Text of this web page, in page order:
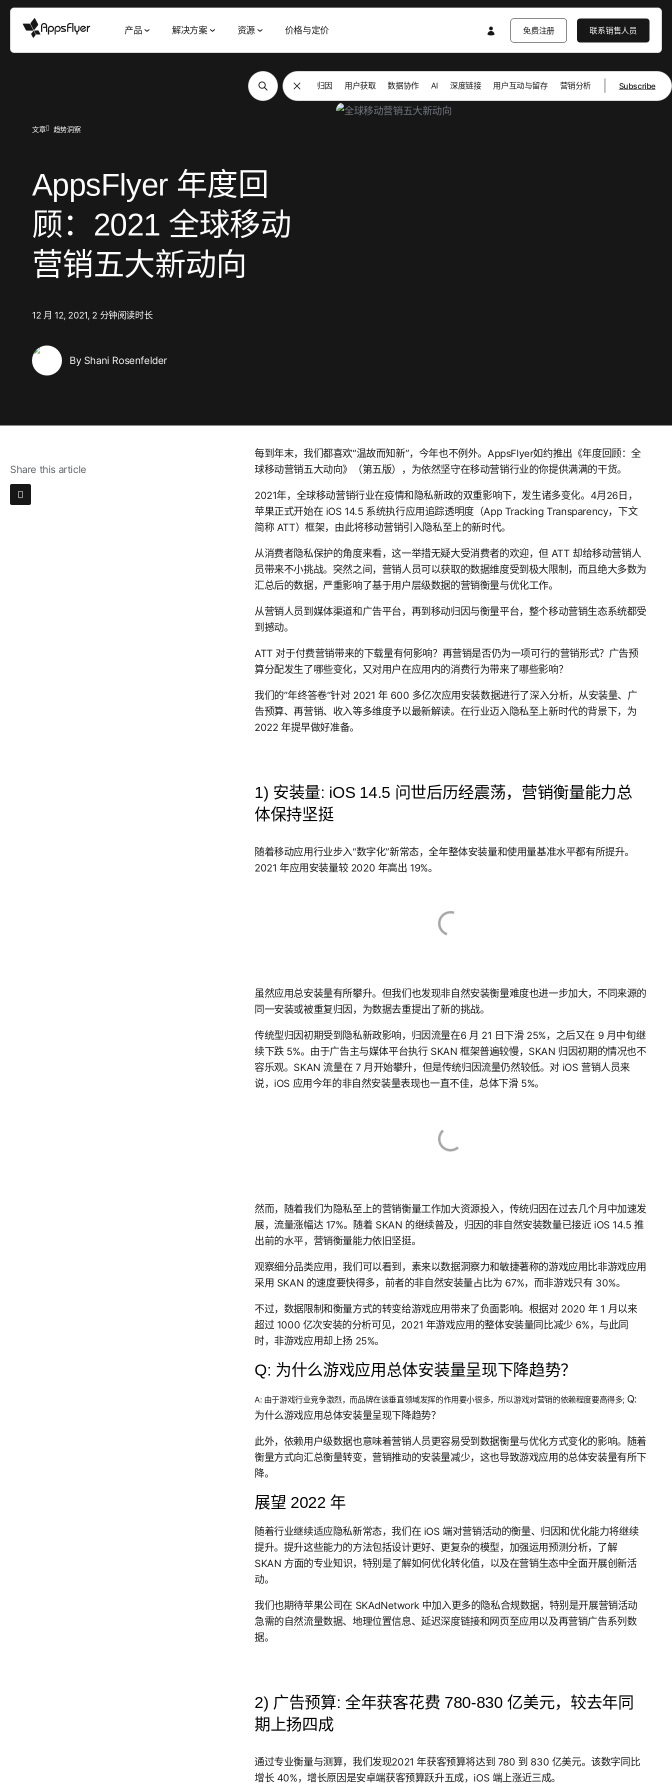
产品
移动归因
跨平台衡量
ROI 衡量
营销分析
增量分析
素材优化
作弊防护
邮件到应用
短信到应用
推荐到应用
社交媒体到应用
延迟深度链接
链接管理
数据协作套件
零售媒体衡量
Signal Hub
数据净室
AI 智能体套件 特色内容
解决方案
游戏
娱乐
美食佳饮
健康健身
旅行与本地生活
订阅类应用
全渠道买量
素材策略
媒体销售与变现
合作伙伴 特色内容
资源
衡量与归因
深度链接
数据协作
素材优化
AI 营销
电商现状报告
素材优化报告
应用营销基准数据
广告平台表现报告
活动与网络研讨会
播客
客户成功案例 AppsFlyer 入门
价格与定价 免费注册 联系销售人员
Tags Navigation
归因 用户获取 数据协作 AI 深度链接 用户互动与留存 营销分析 Subscribe
文章 趋势洞察
AppsFlyer 年度回
顾：2021 全球移动
营销五大新动向
12 月 12, 2021, 2 分钟阅读时长
By Shani Rosenfelder
Share this article
每到年末，我们都喜欢“温故而知新”，今年也不例外。AppsFlyer如约推出《年度回顾：全
球移动营销五大动向》（第五版），为依然坚守在移动营销行业的你提供满满的干货。
2021年，全球移动营销行业在疫情和隐私新政的双重影响下，发生诸多变化。4月26日，
苹果正式开始在 iOS 14.5 系统执行应用追踪透明度（App Tracking Transparency，下文
简称 ATT）框架，由此将移动营销引入隐私至上的新时代。
从消费者隐私保护的角度来看，这一举措无疑大受消费者的欢迎，但 ATT 却给移动营销人
员带来不小挑战。突然之间，营销人员可以获取的数据维度受到极大限制，而且绝大多数为
汇总后的数据，严重影响了基于用户层级数据的营销衡量与优化工作。
从营销人员到媒体渠道和广告平台，再到移动归因与衡量平台，整个移动营销生态系统都受
到撼动。
ATT 对于付费营销带来的下载量有何影响？再营销是否仍为一项可行的营销形式？广告预
算分配发生了哪些变化，又对用户在应用内的消费行为带来了哪些影响？
我们的”年终答卷“针对 2021 年 600 多亿次应用安装数据进行了深入分析，从安装量、广
告预算、再营销、收入等多维度予以最新解读。在行业迈入隐私至上新时代的背景下，为
2022 年提早做好准备。
1) 安装量: iOS 14.5 问世后历经震荡，营销衡量能力总
体保持坚挺
随着移动应用行业步入“数字化”新常态，全年整体安装量和使用量基准水平都有所提升。
2021 年应用安装量较 2020 年高出 19%。
虽然应用总安装量有所攀升。但我们也发现非自然安装衡量难度也进一步加大，不同来源的
同一安装或被重复归因，为数据去重提出了新的挑战。
传统型归因初期受到隐私新政影响，归因流量在6 月 21 日下滑 25%，之后又在 9 月中旬继
续下跌 5%。由于广告主与媒体平台执行 SKAN 框架普遍较慢，SKAN 归因初期的情况也不
容乐观。SKAN 流量在 7 月开始攀升，但是传统归因流量仍然较低。对 iOS 营销人员来
说，iOS 应用今年的非自然安装量表现也一直不佳，总体下滑 5%。
然而，随着我们为隐私至上的营销衡量工作加大资源投入，传统归因在过去几个月中加速发
展，流量涨幅达 17%。随着 SKAN 的继续普及，归因的非自然安装数量已接近 iOS 14.5 推
出前的水平，营销衡量能力依旧坚挺。
观察细分品类应用，我们可以看到，素来以数据洞察力和敏捷著称的游戏应用比非游戏应用
采用 SKAN 的速度要快得多，前者的非自然安装量占比为 67%，而非游戏只有 30%。
不过，数据限制和衡量方式的转变给游戏应用带来了负面影响。根据对 2020 年 1 月以来
超过 1000 亿次安装的分析可见，2021 年游戏应用的整体安装量同比减少 6%，与此同
时，非游戏应用却上扬 25%。
Q: 为什么游戏应用总体安装量呈现下降趋势？
A: 由于游戏行业竞争激烈，而品牌在该垂直领域发挥的作用要小很多，所以游戏对营销的依赖程度要高得多; Q:
为什么游戏应用总体安装量呈现下降趋势？
此外，依赖用户级数据也意味着营销人员更容易受到数据衡量与优化方式变化的影响。随着
衡量方式向汇总衡量转变，营销推动的安装量减少，这也导致游戏应用的总体安装量有所下
降。
展望 2022 年
随着行业继续适应隐私新常态，我们在 iOS 端对营销活动的衡量、归因和优化能力将继续
提升。提升这些能力的方法包括设计更好、更复杂的模型，加强运用预测分析，了解
SKAN 方面的专业知识，特别是了解如何优化转化值，以及在营销生态中全面开展创新活
动。
我们也期待苹果公司在 SKAdNetwork 中加入更多的隐私合规数据，特别是开展营销活动
急需的自然流量数据、地理位置信息、延迟深度链接和网页至应用以及再营销广告系列数
据。
2) 广告预算: 全年获客花费 780-830 亿美元，较去年同
期上扬四成
通过专业衡量与测算，我们发现2021 年获客预算将达到 780 到 830 亿美元。该数字同比
增长 40%，增长原因是安卓端获客预算跃升五成，iOS 端上涨近三成。